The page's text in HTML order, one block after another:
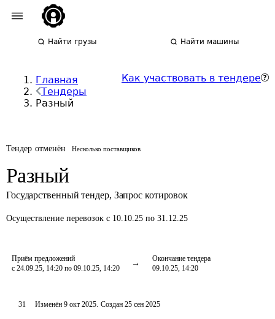
Найти грузы Найти машины
Главная
Тендеры
Разный
Как участвовать в тендере
Тендер отменён Несколько поставщиков
Разный
Государственный тендер, Запрос котировок
Осуществление перевозок с 10.10.25 по 31.12.25
Приём предложений
с 24.09.25, 14:20 по 09.10.25, 14:20
Окончание тендера
09.10.25, 14:20
31 Изменён9 окт 2025. Создан 25 сен 2025